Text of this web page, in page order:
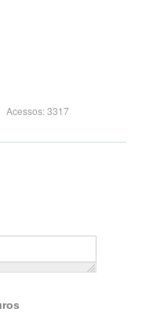
Acessos: 3317